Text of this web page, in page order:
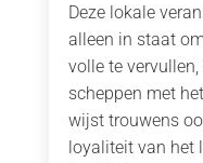
Deze lokale
alleen in staat
volle te
scheppen met
wijst trouwens
loyaliteit van het